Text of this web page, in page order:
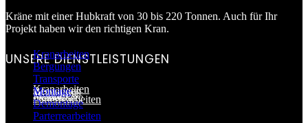
Kräne mit einer Hubkraft von 30 bis 220 Tonnen. Auch für Ihr
Projekt haben wir den richtigen Kran.
UNSERE DIENSTLEISTUNGEN
Kranarbeiten
Bergungen
Transporte
Montage
Demontage
Parterrearbeiten
Kranarbeiten
Bergungen
Transporte
Montage
Demontage
Parterrearbeiten